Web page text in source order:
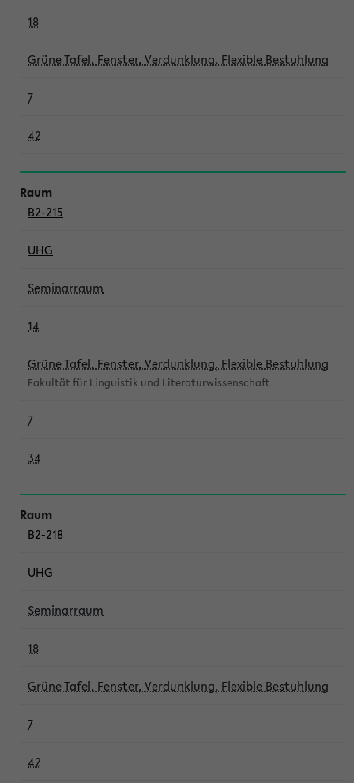
18
Grüne Tafel, Fenster, Verdunklung, Flexible Bestuhlung
7
42
B2-215
UHG
Seminarraum
14
Grüne Tafel, Fenster, Verdunklung, Flexible Bestuhlung
Fakultät für Linguistik und Literaturwissenschaft
7
34
B2-218
UHG
Seminarraum
18
Grüne Tafel, Fenster, Verdunklung, Flexible Bestuhlung
7
42